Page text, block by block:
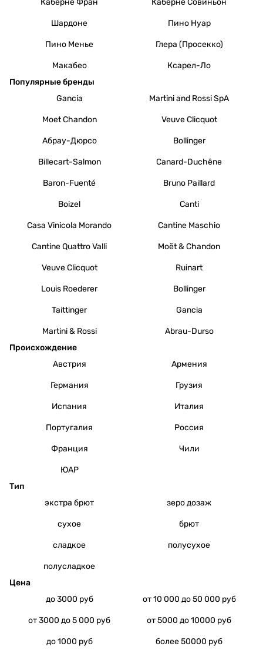
Шардоне Пино Нуар
Пино Менье Глера (Просекко)
Макабео
Ксарел-Ло
Популярные бренды
Gancia
Martini and Rossi SpA
Moet Chandon Veuve Clicquot
Абрау-Дюрсо Bollinger
Billecart-Salmon Canard-Duchêne
Baron-Fuenté Bruno Paillard
Boizel Canti
Casa Vinicola Morando Cantine Maschio
Cantine Quattro Valli Moët & Chandon
Veuve Clicquot Ruinart
Louis Roederer Bollinger
Taittinger Gancia
Martini & Rossi
Abrau-Durso
Происхождение
Австрия
Армения
Германия Грузия
Испания Италия
Португалия Россия
Франция Чили
ЮАР
Тип
экстра брют
зеро дозаж
сухое брют
сладкое полусухое
полусладкое
Цена
до 3000 руб
от 10 000 до 50 000 руб
от 3000 до 5 000 руб от 5000 до 10000 руб
до 1000 руб более 50000 руб